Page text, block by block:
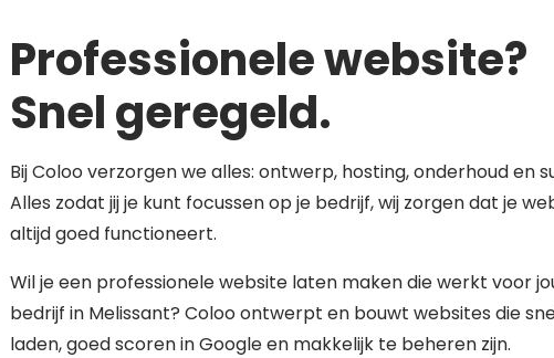
Professionele website?
Snel geregeld.
Bij Coloo verzorgen we alles: ontwerp, hosting, onderhoud en
Alles zodat jij je kunt focussen op je bedrijf, wij zorgen dat je
altijd goed functioneert.
Wil je een professionele website laten maken die werkt voor
bedrijf in Melissant? Coloo ontwerpt en bouwt websites die
laden, goed scoren in Google en makkelijk te beheren zijn.